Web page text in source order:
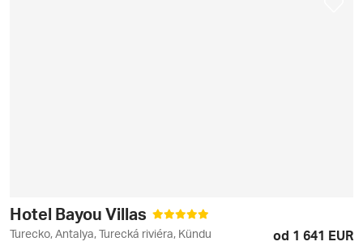
Hotel Bayou Villas
Turecko, Antalya, Turecká riviéra, Kündu od 1 641 EUR